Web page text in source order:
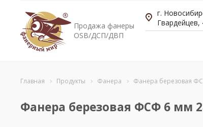
Продажа фанеры
OSB/ДСП/ДВП
г.
Гвардейцев,
Главная Продукты Фанера Фанера березовая
Фанера березовая ФСФ 6 мм